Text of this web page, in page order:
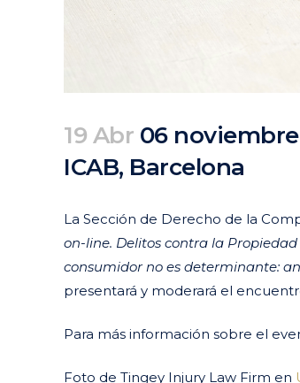
19 Abr 06 noviembre
ICAB, Barcelona
La Sección de Derecho de la
on-line. Delitos contra la
consumidor no es determinante:
presentará y moderará el
Para más información sobre el
Foto de Tingey Injury Law Firm en